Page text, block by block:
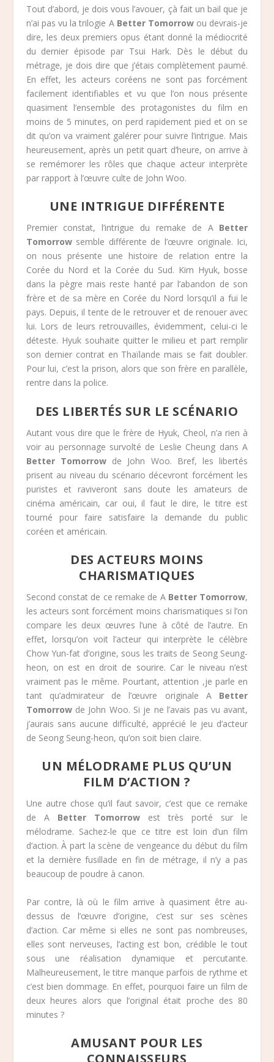
Tout d’abord, je dois vous l’avouer, çà fait un bail que je
n’ai pas vu la trilogie A Better Tomorrow ou devrais-je
dire, les deux premiers opus étant donné la médiocrité
du dernier épisode par Tsui Hark. Dès le début du
métrage, je dois dire que j’étais complètement paumé.
En effet, les acteurs coréens ne sont pas forcément
facilement identifiables et vu que l’on nous présente
quasiment l’ensemble des protagonistes du film en
moins de 5 minutes, on perd rapidement pied et on se
dit qu’on va vraiment galérer pour suivre l’intrigue. Mais
heureusement, après un petit quart d’heure, on arrive à
se remémorer les rôles que chaque acteur interprète
par rapport à l’œuvre culte de John Woo.
UNE INTRIGUE DIFFÉRENTE
Premier constat, l’intrigue du remake de A Better
Tomorrowsemble différente de l’œuvre originale. Ici,
on nous présente une histoire de relation entre la
Corée du Nord et la Corée du Sud. Kim Hyuk, bosse
dans la pègre mais reste hanté par l’abandon de son
frère et de sa mère en Corée du Nord lorsqu’il a fui le
pays. Depuis, il tente de le retrouver et de renouer avec
lui. Lors de leurs retrouvailles, évidemment, celui-ci le
déteste. Hyuk souhaite quitter le milieu et part remplir
son dernier contrat en Thaïlande mais se fait doubler.
Pour lui, c’est la prison, alors que son frère en parallèle,
rentre dans la police.
DES LIBERTÉS SUR LE SCÉNARIO
Autant vous dire que le frère de Hyuk, Cheol, n’a rien à
voir au personnage survolté de Leslie Cheung dans A
Better Tomorrowde John Woo. Bref, les libertés
prisent au niveau du scénario décevront forcément les
puristes et raviveront sans doute les amateurs de
cinéma américain, car oui, il faut le dire, le titre est
tourné pour faire satisfaire la demande du public
coréen et américain.
DES ACTEURS MOINS
CHARISMATIQUES
Second constat de ce remake de A Better Tomorrow,
les acteurs sont forcément moins charismatiques si l’on
compare les deux œuvres l’une à côté de l’autre. En
effet, lorsqu’on voit l’acteur qui interprète le célèbre
Chow Yun-fat d’origine, sous les traits de Seong Seung-
heon, on est en droit de sourire. Car le niveau n’est
vraiment pas le même. Pourtant, attention ,je parle en
tant qu’admirateur de l’œuvre originale A Better
Tomorrowde John Woo. Si je ne l’avais pas vu avant,
j’aurais sans aucune difficulté, apprécié le jeu d’acteur
de Seong Seung-heon, qu’on soit bien claire.
UN MÉLODRAME PLUS QU’UN
FILM D’ACTION ?
Une autre chose qu’il faut savoir, c’est que ce remake
de A Better Tomorrowest très porté sur le
mélodrame. Sachez-le que ce titre est loin d’un film
d’action. À part la scène de vengeance du début du film
et la dernière fusillade en fin de métrage, il n’y a pas
beaucoup de poudre à canon.
Par contre, là où le film arrive à quasiment être au-
dessus de l’œuvre d’origine, c’est sur ses scènes
d’action. Car même si elles ne sont pas nombreuses,
elles sont nerveuses, l’acting est bon, crédible le tout
sous une réalisation dynamique et percutante.
Malheureusement, le titre manque parfois de rythme et
c’est bien dommage. En effet, pourquoi faire un film de
deux heures alors que l’original était proche des 80
minutes ?
AMUSANT POUR LES